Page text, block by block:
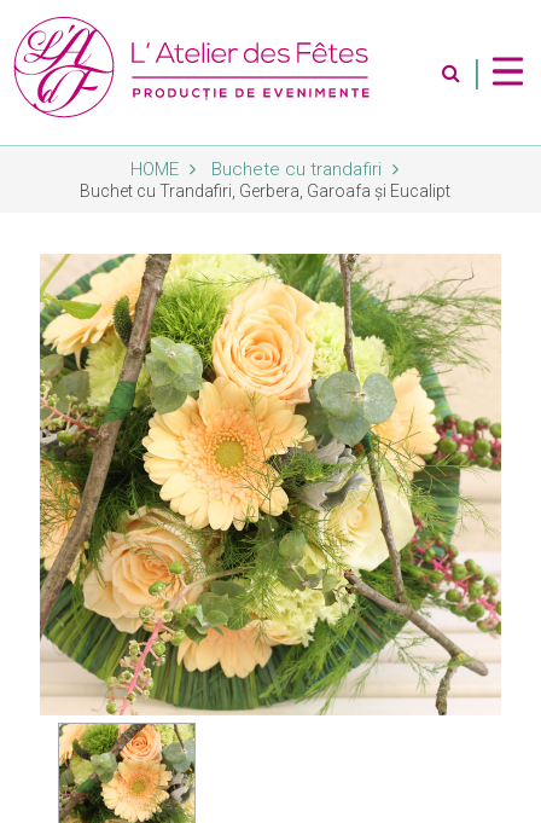
|
Despre Noi
Magazin
Contact
Album Foto
Blog
Abonare Newsletter
HOME Buchete cu trandafiri
Buchet cu Trandafiri, Gerbera, Garoafa și Eucalipt